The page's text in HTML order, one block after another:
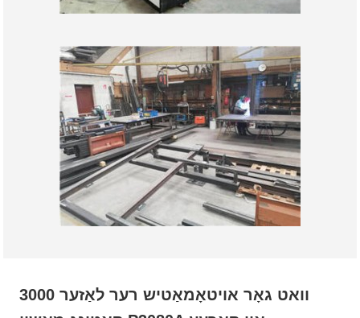
3000 וואט גאָר אויטאָמאַטיש רער לאַזער